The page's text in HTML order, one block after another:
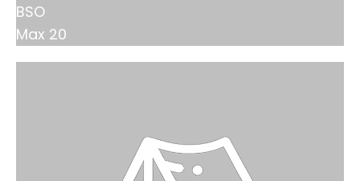
BSO
Max 20